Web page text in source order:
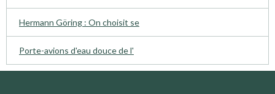
Hermann Göring : On choisit se
Porte-avions d'eau douce de l'